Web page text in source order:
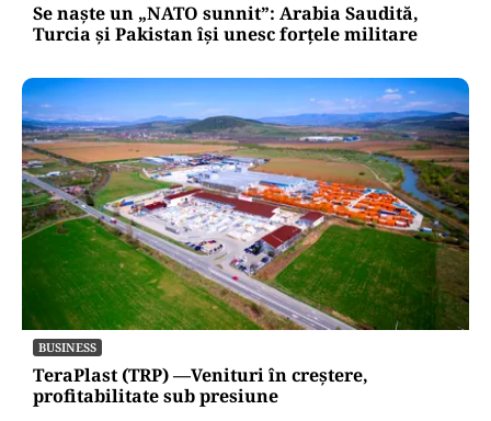
Se naște un „NATO sunnit”: Arabia Saudită,
Turcia și Pakistan își unesc forțele militare
BUSINESS
TeraPlast (TRP) —Venituri în creștere,
profitabilitate sub presiune